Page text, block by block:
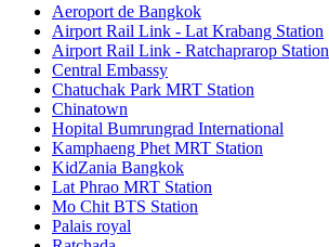
Aeroport de Bangkok
Airport Rail Link - Lat Krabang Station
Airport Rail Link - Ratchaprarop Station
Central Embassy
Chatuchak Park MRT Station
Chinatown
Hopital Bumrungrad International
Kamphaeng Phet MRT Station
KidZania Bangkok
Lat Phrao MRT Station
Mo Chit BTS Station
Palais royal